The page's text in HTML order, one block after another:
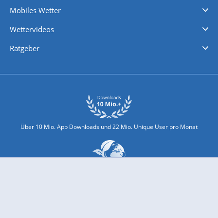
Mobiles Wetter
Wettervideos
Ratgeber
Über 10 Mio. App Downloads und 22 Mio. Unique User pro Monat